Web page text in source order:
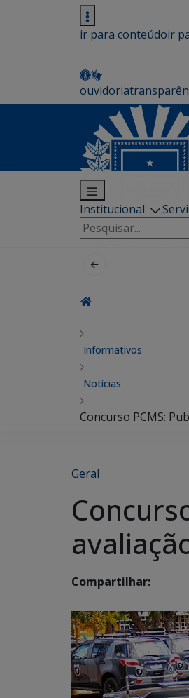
ir para conteúdoir
ouvidoria
Institucional
Pesquisar
por:
Informativos
Notícias
Concurso PCMS:
Geral
Compartilhar: